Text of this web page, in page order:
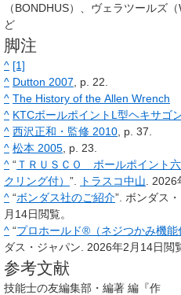
（BONDHUS）、ヴェラツールズ（
ど
脚注
^ [1]
^ Dutton 2007 , p. 22.
^ The History of the Allen Wrench
^ KTCボールポイントL型ヘキサゴ
^ 西沢正和・監修 2010 , p. 37.
^ 松本 2005 , p. 23.
^ “ ＴＲＵＳＣＯ ボールポイント
クリング付） ”. トラスコ中山 .
^ “ボンダス社のご紹介”. ボンダス
月14日閲覧。
^ “プロホールド®（ネジつかみ機能
ダス・ジャパン. 2026年2月14日閲
参考文献
技能士の友編集部・編著 編『作